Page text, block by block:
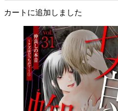
カートに追加しました